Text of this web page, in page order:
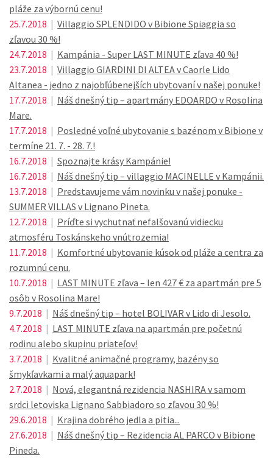
pláže za výbornú cenu!
25.7.2018 | Villaggio SPLENDIDO v Bibione Spiaggia so
zľavou 30 %!
24.7.2018 | Kampánia - Super LAST MINUTE zľava 40 %!
23.7.2018 | Villaggio GIARDINI DI ALTEA v Caorle Lido
Altanea - jedno z najobľúbenejších ubytovaní v našej ponuke!
17.7.2018 | Náš dnešný tip – apartmány EDOARDO v Rosolina
Mare.
17.7.2018 | Posledné voľné ubytovanie s bazénom v Bibione v
termíne 21. 7. - 28. 7.!
16.7.2018 | Spoznajte krásy Kampánie!
16.7.2018 | Náš dnešný tip – villaggio MACINELLE v Kampánii.
13.7.2018 | Predstavujeme vám novinku v našej ponuke -
SUMMER VILLAS v Lignano Pineta.
12.7.2018 | Príďte si vychutnať nefalšovanú vidiecku
atmosféru Toskánskeho vnútrozemia!
11.7.2018 | Komfortné ubytovanie kúsok od pláže a centra za
rozumnú cenu.
10.7.2018 | LAST MINUTE zľava – len 427 € za apartmán pre 5
osôb v Rosolina Mare!
9.7.2018 | Náš dnešný tip – hotel BOLIVAR v Lido di Jesolo.
4.7.2018 | LAST MINUTE zľava na apartmán pre početnú
rodinu alebo skupinu priateľov!
3.7.2018 | Kvalitné animačné programy, bazény so
šmykľavkami a malý aquapark!
2.7.2018 | Nová, elegantná rezidencia NASHIRA v samom
srdci letoviska Lignano Sabbiadoro so zľavou 30 %!
29.6.2018 | Krajina dobrého jedla a pitia...
27.6.2018 | Náš dnešný tip – Rezidencia AL PARCO v Bibione
Pineda.